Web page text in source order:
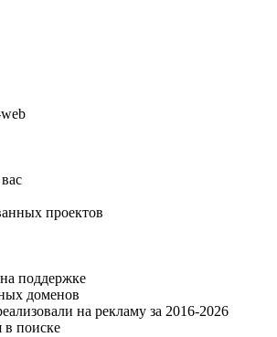
проектов
поддержке
доменов
на рекламу за 2016-2026
в поиске